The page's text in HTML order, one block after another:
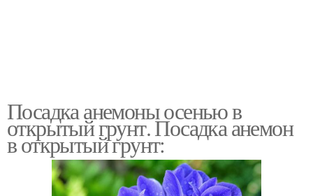
Посадка анемоны осенью в
открытый грунт. Посадка анемон
в открытый грунт: